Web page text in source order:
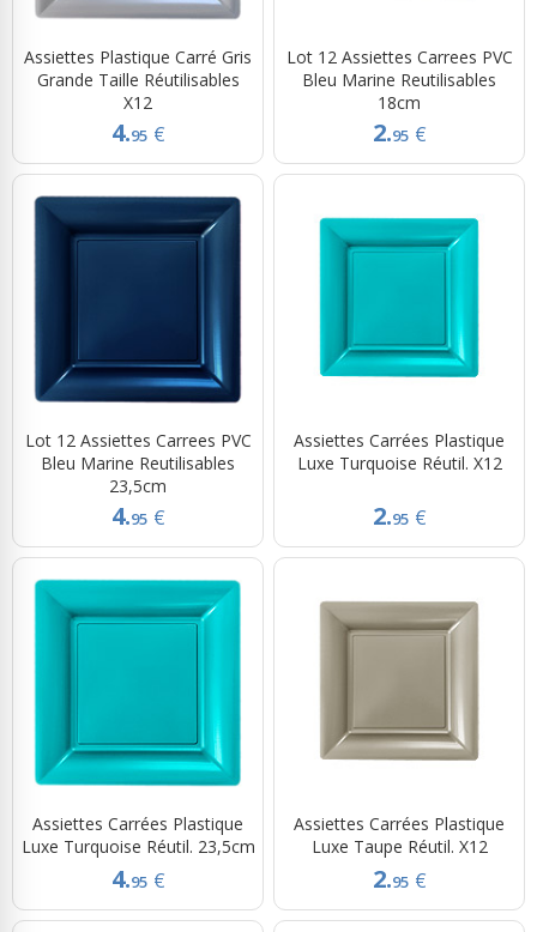
Assiettes Plastique Carré Gris
Grande Taille Réutilisables
X12
4.95 €
Lot 12 Assiettes Carrees PVC
Bleu Marine Reutilisables
18cm
2.95 €
Lot 12 Assiettes Carrees PVC
Bleu Marine Reutilisables
23,5cm
4.95 €
Assiettes Carrées Plastique
Luxe Turquoise Réutil. X12
2.95 €
Assiettes Carrées Plastique
Luxe Turquoise Réutil. 23,5cm
4.95 €
Assiettes Carrées Plastique
Luxe Taupe Réutil. X12
2.95 €